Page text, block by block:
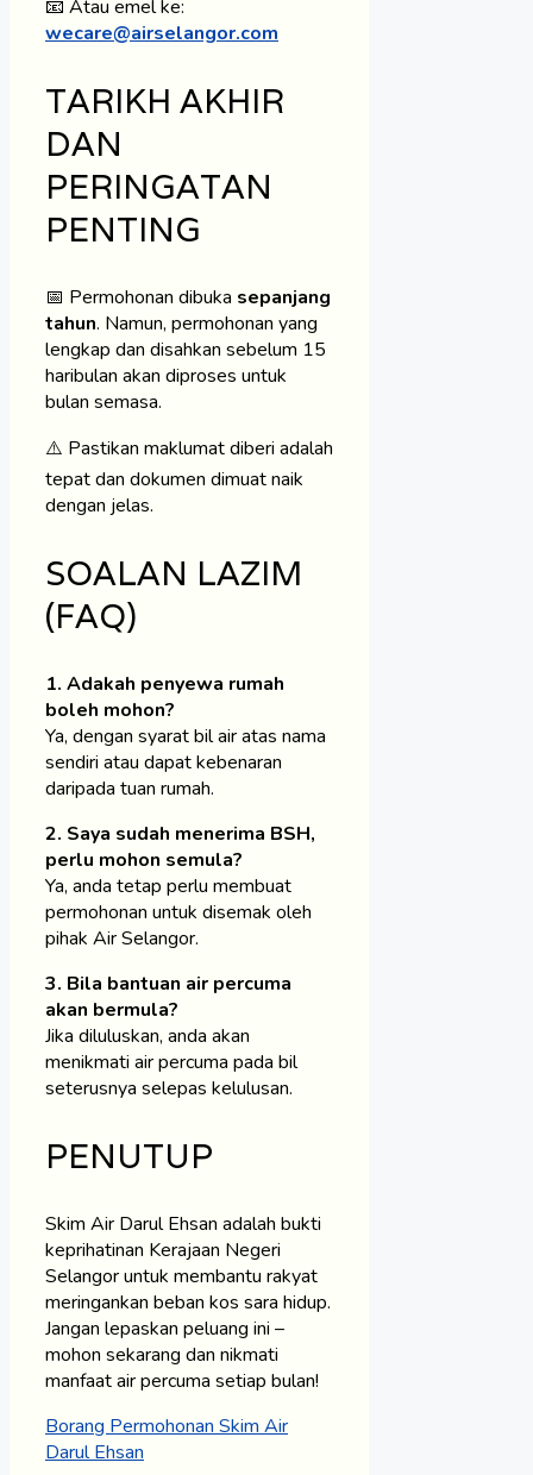
📧 Atau emel ke:
wecare@airselangor.com
TARIKH AKHIR
DAN
PERINGATAN
PENTING
📅 Permohonan dibuka sepanjang
tahun. Namun, permohonan yang
lengkap dan disahkan sebelum 15
haribulan akan diproses untuk
bulan semasa.
⚠️ Pastikan maklumat diberi adalah
tepat dan dokumen dimuat naik
dengan jelas.
SOALAN LAZIM
(FAQ)
1. Adakah penyewa rumah
boleh mohon?
Ya, dengan syarat bil air atas nama
sendiri atau dapat kebenaran
daripada tuan rumah.
2. Saya sudah menerima BSH,
perlu mohon semula?
Ya, anda tetap perlu membuat
permohonan untuk disemak oleh
pihak Air Selangor.
3. Bila bantuan air percuma
akan bermula?
Jika diluluskan, anda akan
menikmati air percuma pada bil
seterusnya selepas kelulusan.
PENUTUP
Skim Air Darul Ehsan adalah bukti
keprihatinan Kerajaan Negeri
Selangor untuk membantu rakyat
meringankan beban kos sara hidup.
Jangan lepaskan peluang ini –
mohon sekarang dan nikmati
manfaat air percuma setiap bulan!
Borang Permohonan Skim Air
Darul Ehsan